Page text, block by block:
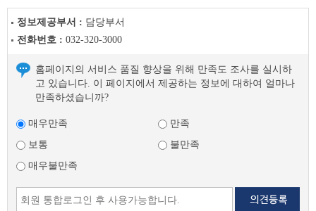
정보제공부서 : 담당부서
전화번호 : 032-320-3000
홈페이지의 서비스 품질 향상을 위해 만족도 조사를 실시하
고 있습니다. 이 페이지에서 제공하는 정보에 대하여 얼마나
만족하셨습니까?
매우만족
만족
보통
불만족
매우불만족